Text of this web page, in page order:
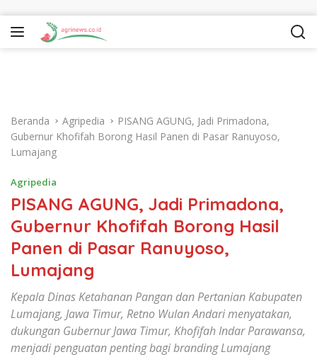
Beranda Agripedia
PISANG AGUNG, Jadi Primadona,
Gubernur Khofifah Borong Hasil Panen di Pasar Ranuyoso,
Lumajang
Agripedia
PISANG AGUNG, Jadi Primadona,
Gubernur Khofifah Borong Hasil
Panen di Pasar Ranuyoso,
Lumajang
Kepala Dinas Ketahanan Pangan dan Pertanian Kabupaten
Lumajang, Jawa Timur, Retno Wulan Andari menyatakan,
dukungan Gubernur Jawa Timur, Khofifah Indar Parawansa,
menjadi penguatan penting bagi branding Lumajang